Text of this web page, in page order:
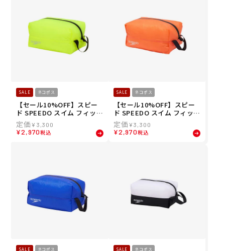
SALE ネコポス
【セール10%OFF】スピー
ド SPEEDO スイム フィット
ネス 競泳 鞄 バッグ ポーチ
ウォーター プルーフ エム W
ater Proof M SE22511-FY
¥ 3,300
¥2,970税込
SALE ネコポス
【セール10%OFF】スピー
ド SPEEDO スイム フィット
ネス 競泳 鞄 バッグ ポーチ
ウォーター プルーフ エム W
ater Proof M SE22511-DO
¥3,300
¥2,970税込
SALE ネコポス SALE ネコポス